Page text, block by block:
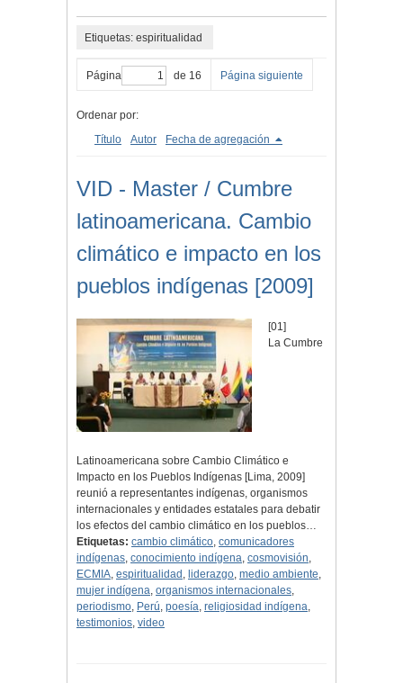
Etiquetas: espiritualidad
Página de 16 Página siguiente
Ordenar por:
Título
Autor Fecha de agregación
VID - Master / Cumbre
latinoamericana. Cambio
climático e impacto en los
pueblos indígenas [2009]
[01]
La Cumbre
Latinoamericana sobre Cambio Climático e
Impacto en los Pueblos Indígenas [Lima, 2009]
reunió a representantes indígenas, organismos
internacionales y entidades estatales para debatir
los efectos del cambio climático en los pueblos…
Etiquetas: cambio climático, comunicadores
indígenas, conocimiento indígena, cosmovisión,
ECMIA, espiritualidad , liderazgo, medio ambiente,
mujer indígena, organismos internacionales,
periodismo, Perú, poesía, religiosidad indígena,
testimonios, video